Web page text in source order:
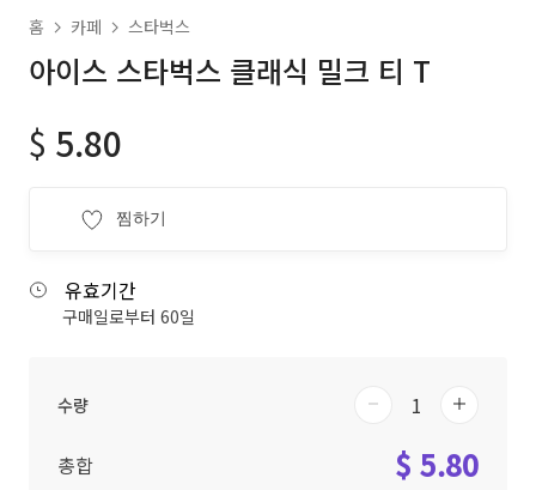
홈 카페 스타벅스
아이스 스타벅스 클래식 밀크 티 T
$ 5.80
찜하기
유효기간
구매일로부터 60일
수량
총합 $ 5.80